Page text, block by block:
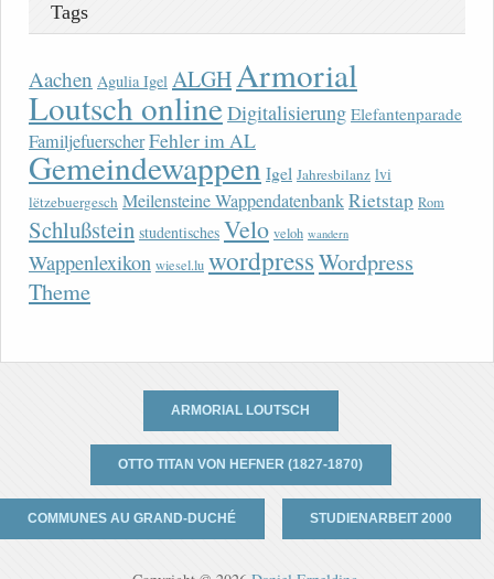
Tags
Aachen Agulia Igel ALGHArmorial
Loutsch onlineDigitalisierung Elefantenparade
FamiljefuerscherFehler im AL
Gemeindewappen Igel Jahresbilanz lvi
lëtzebuergesch Meilensteine WappendatenbankRietstap Rom
Schlußstein studentisches Velo veloh wandern
Wappenlexikon wiesel.lu wordpressWordpress
Theme
ARMORIAL LOUTSCH
OTTO TITAN VON HEFNER (1827-1870)
COMMUNES AU GRAND-DUCHÉ STUDIENARBEIT 2000